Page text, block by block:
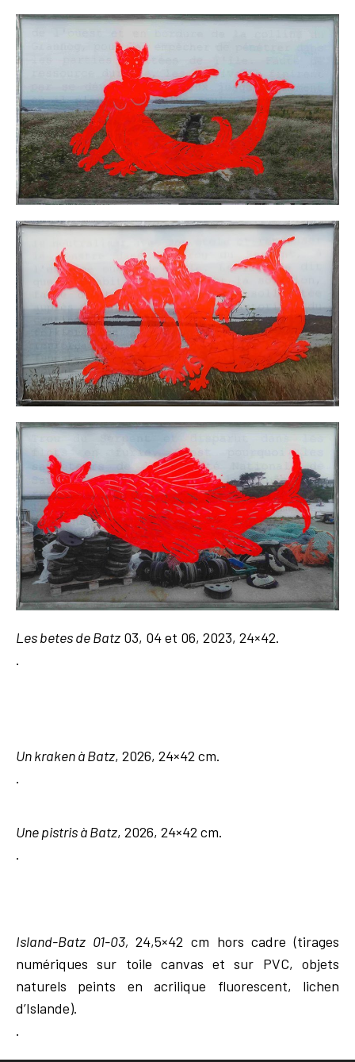
Les betes de Batz 03, 04 et 06, 2023, 24×42.
.
Un kraken à Batz, 2026, 24×42 cm.
.
Une pistris à Batz, 2026, 24×42 cm.
.
Island-Batz 01-03,24,5×42 cm hors cadre (tirages
numériques sur toile canvas et sur PVC, objets
naturels peints en acrilique fluorescent, lichen
d’Islande).
.